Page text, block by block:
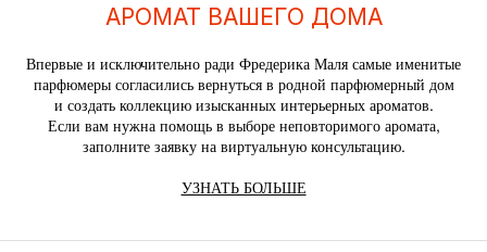
АРОМАТ ВАШЕГО ДОМА
Впервые и исключительно ради Фредерика Маля самые именитые
парфюмеры согласились вернуться в родной парфюмерный дом
и создать коллекцию изысканных интерьерных ароматов.
Если вам нужна помощь в выборе неповторимого аромата,
заполните заявку на виртуальную консультацию.
УЗНАТЬ БОЛЬШЕ